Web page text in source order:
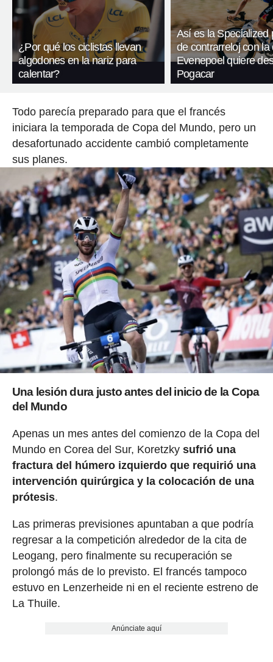
¿Por qué los ciclistas llevan
algodones en la nariz para
calentar?
Así es la Specialized
de contrarreloj con la
Evenepoel quiere
Pogacar
Todo parecía preparado para que el francés
iniciara la temporada de Copa del Mundo, pero un
desafortunado accidente cambió completamente
sus planes.
Una lesión dura justo antes del inicio de la Copa
del Mundo
Apenas un mes antes del comienzo de la Copa del
Mundo en Corea del Sur, Koretzky sufrió una
fractura del húmero izquierdo que requirió una
intervención quirúrgica y la colocación de una
prótesis.
Las primeras previsiones apuntaban a que podría
regresar a la competición alrededor de la cita de
Leogang, pero finalmente su recuperación se
prolongó más de lo previsto. El francés tampoco
estuvo en Lenzerheide ni en el reciente estreno de
La Thuile.
Anúnciate aquí